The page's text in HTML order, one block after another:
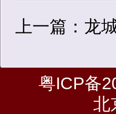
上一篇：龙
粤ICP备
北